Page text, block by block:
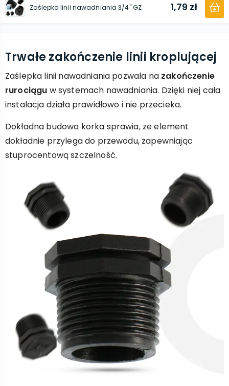
Zaślepka linii nawadniania 3/4'' GZ 1,79 zł
Trwałe zakończenie linii kroplującej
Zaślepka linii nawadniania pozwala na zakończenie
rurociągu w systemach nawadniania. Dzięki niej cała
instalacja działa prawidłowo i nie przecieka.
Dokładna budowa korka sprawia, że element
dokładnie przylega do przewodu, zapewniając
stuprocentową szczelność.